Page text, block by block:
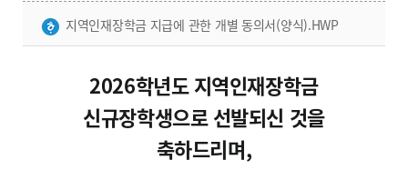
지역인재장학금 지급에 관한 개별 동의서(양식).HWP
2026학년도 지역인재장학금
신규장학생으로 선발되신 것을
축하드리며,